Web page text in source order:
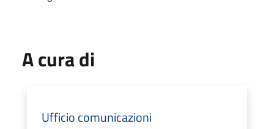
A cura di
Ufficio comunicazioni